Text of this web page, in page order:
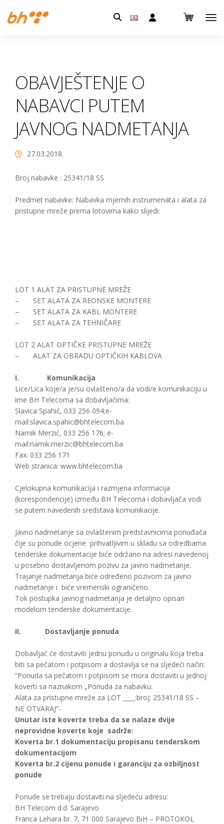
Pretraga:
OBAVJEŠTENJE O
NABAVCI PUTEM
JAVNOG NADMETANJA
27.03.2018.
Broj nabavke : 25341/18 SS
Predmet nabavke: Nabavka mjernih instrumenata i alata za
pristupne mreže prema lotovima kako slijedi:
LOT 1 ALAT ZA PRISTUPNE MREŽE
– SET ALATA ZA REONSKE MONTERE
– SET ALATA ZA KABL MONTERE
– SET ALATA ZA TEHNIČARE
LOT 2 ALAT OPTIČKE PRISTUPNE MREŽE
– ALAT ZA OBRADU OPTIČKIH KABLOVA
I. Komunikacija
Lice/Lica koje/a je/su ovlašteno/a da vodi/e komunikaciju u
ime BH Telecoma sa dobavljačima:
Slavica Spahić, 033 256 094;e-
mail:slavica.spahic@bhtelecom.ba
Namik Merzić, 033 256 176; e-
mail:namik.merzic@bhtelecom.ba
Fax: 033 256 171
Web stranica: www.bhtelecom.ba
Cjelokupna komunikacija i razmjena informacija
(korespondencije) između BH Telecoma i dobavljača vodi
se putem navedenih sredstava komunikacije.
Javno nadmetanje sa ovlaštenim predstavnicima ponuđača
čije su ponude ocjene prihvatljivim u skladu sa odredbama
tenderske dokumentacije biće održano na adresi navedenoj
u posebno dostavljenom pozivu za javno nadmetanje.
Trajanje nadmetanja biće određeno pozivom za javno
nadmetanje i biće vremenski ograničeno.
Tok postupka javnog nadmetanja je detaljno opisan
modelom tenderske dokumentacije.
II. Dostavljanje ponuda
Dobavljač će dostaviti jednu ponudu u originalu koja treba
biti sa pečatom i potpisom a dostavlja se na sljedeći način:
“Ponuda sa pečatom i potpisom se mora dostaviti u jednoj
koverti sa naznakom „Ponuda za nabavku:
Alata za pristupne mreže za LOT ____:broj: 25341/18 SS –
NE OTVARAJ“-
Unutar iste koverte treba da se nalaze dvije
neprovidne koverte koje sadrže:
Koverta br.1 dokumentaciju propisanu tenderskom
dokumentacijom
Koverta br.2 cijenu ponude i garanciju za ozbiljnost
ponude
Ponude se trebaju dostaviti na sljedeću adresu:
BH Telecom d.d. Sarajevo
Franca Lehara br. 7, 71 000 Sarajevo BiH – PROTOKOL